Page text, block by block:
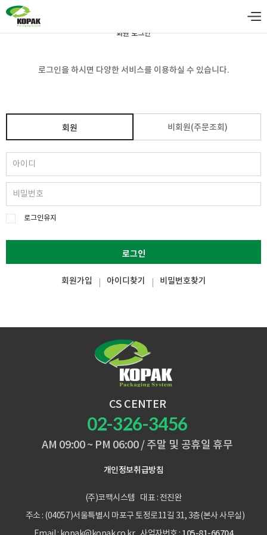
회원 로그인
로그인을 하시면 다양한 서비스를 이용하실 수 있습니다.
회원 비회원(주문조회)
로그인유지
로그인
회원가입 아이디찾기 비밀번호찾기
CS CENTER
02-326-3456
AM 09:00 ~ PM 06:00 / 주말 및 공휴일 휴무
개인정보취급방침
(주)코팩시스템
대표 : 전진완
주소 : (04057)서울특별시 마포구 토정로11길 31, 3층(본사 사무실)